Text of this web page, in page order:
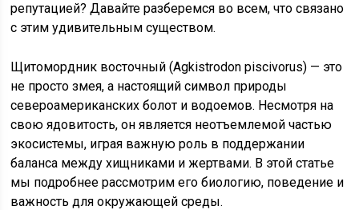
репутацией? Давайте разберемся во всем, что связано
с этим удивительным существом.
Щитомордник восточный (Agkistrodon piscivorus) — это
не просто змея, а настоящий символ природы
североамериканских болот и водоемов. Несмотря на
свою ядовитость, он является неотъемлемой частью
экосистемы, играя важную роль в поддержании
баланса между хищниками и жертвами. В этой статье
мы подробнее рассмотрим его биологию, поведение и
важность для окружающей среды.